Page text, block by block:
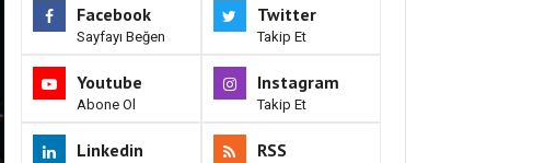
Facebook
Sayfayı Beğen
Twitter
Takip Et
Youtube
Abone Ol
Instagram
Takip Et
Linkedin RSS